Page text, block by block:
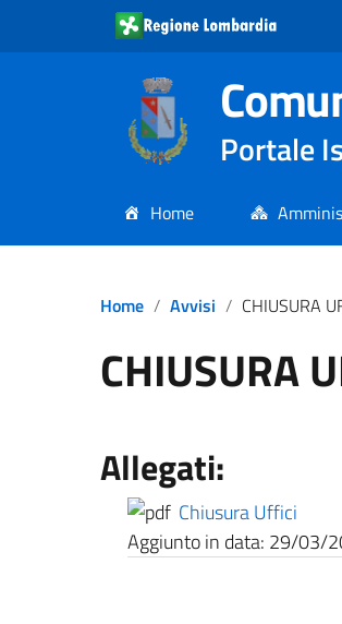
Portale
Home
Home Avvisi CHIUSURA
CHIUSURA
Allegati:
Chiusura Uffici
Aggiunto in data: 29/03/